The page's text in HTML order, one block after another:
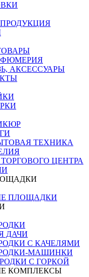
АКСЕССУАРЫ
ТЕХНИКА
ЦЕНТРА
ПЛОЩАДКИ
ДАЧИ
С КАЧЕЛЯМИ
МАШИНКИ
С ГОРКОЙ
КОМПЛЕКСЫ